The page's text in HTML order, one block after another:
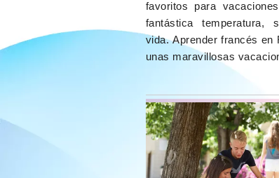
favoritos para
fantástica
vida. Aprender francés en
unas maravillosas